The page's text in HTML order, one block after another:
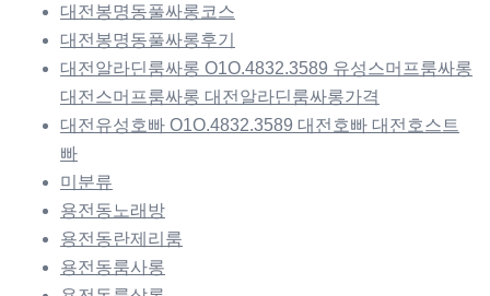
대전봉명동풀싸롱코스
대전봉명동풀싸롱후기
대전알라딘룸싸롱 O1O.4832.3589 유성스머프룸싸롱
대전스머프룸싸롱 대전알라딘룸싸롱가격
대전유성호빠 O1O.4832.3589 대전호빠 대전호스트
빠
미분류
용전동노래방
용전동란제리룸
용전동룸사롱